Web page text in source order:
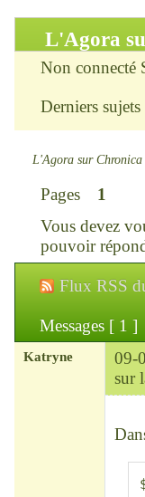
L'Agora
Accueil
Infos
Chercher
S’inscrire
Connexion
Chronica :
ChroniKat :
CONTACT
Non connecté
Derniers sujets
L'Agora sur Chronica
Pages
1
Vous devez
pouvoir
Flux RSS
Messages [ 1 ]
Katryne 09-
sur